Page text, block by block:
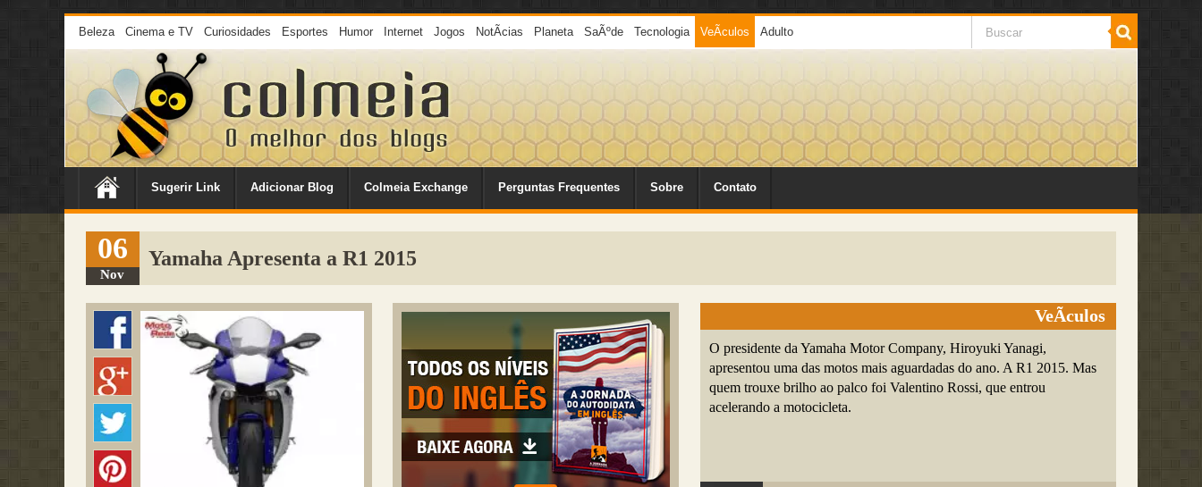
Beleza Cinema e TV Curiosidades Esportes Humor Internet Jogos NotÃ­cias Planeta SaÃºde Tecnologia VeÃ­culos Adulto
Sugerir Link Adicionar Blog Colmeia Exchange Perguntas Frequentes Sobre Contato
06
Nov
Yamaha Apresenta a R1 2015
VeÃ­culos
O presidente da Yamaha Motor Company, Hiroyuki Yanagi,
apresentou uma das motos mais aguardadas do ano. A R1 2015. Mas
quem trouxe brilho ao palco foi Valentino Rossi, que entrou
acelerando a motocicleta.